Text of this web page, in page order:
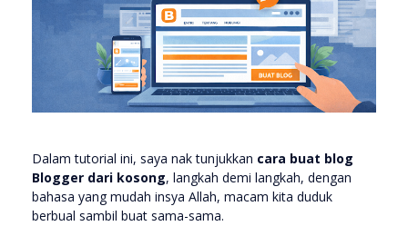
Dalam tutorial ini, saya nak tunjukkan cara buat blog
Blogger dari kosong, langkah demi langkah, dengan
bahasa yang mudah insya Allah, macam kita duduk
berbual sambil buat sama-sama.